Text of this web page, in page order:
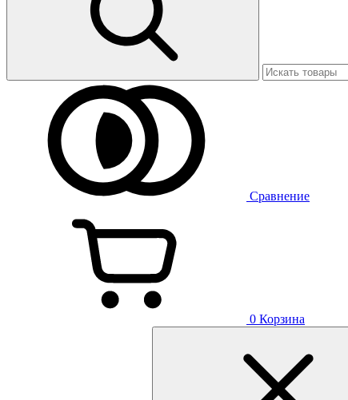
Сравнение
0 Корзина